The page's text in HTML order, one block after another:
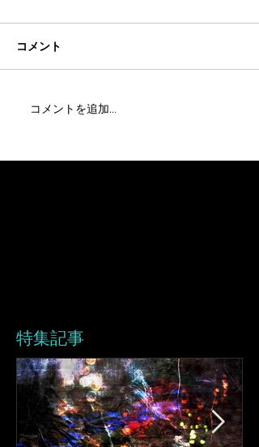
コメント
コメントを追加…
特集記事